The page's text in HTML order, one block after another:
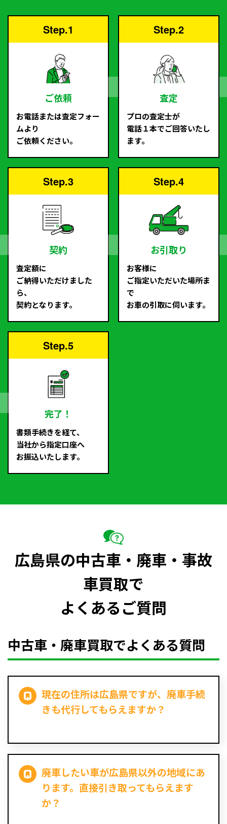
Step.1
ご依頼
お電話または査定フォー
ムより
ご依頼ください。
Step.2
査定
プロの査定士が
電話１本でご回答いたし
ます。
Step.3
契約
査定額に
ご納得いただけました
ら、
契約となります。
Step.4
お引取り
お客様に
ご指定いただいた場所ま
で
お車の引取に伺います。
Step.5
完了！
書類手続きを経て、
当社から指定口座へ
お振込いたします。
広島県の中古車・廃車・事故
車買取で
よくあるご質問
中古車・廃車買取でよくある質問
現在の住所は広島県ですが、廃車手続
きも代行してもらえますか？
廃車したい車が広島県以外の地域にあ
ります。直接引き取ってもらえます
か？